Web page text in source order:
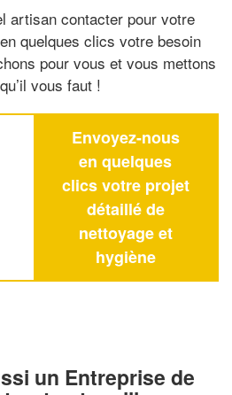
artisan contacter pour votre
quelques clics votre besoin
pour vous et vous mettons
vous faut !
Envoyez-nous
en quelques
clics votre projet
détaillé de
nettoyage et
hygiène
un Entreprise de